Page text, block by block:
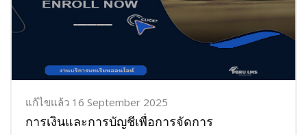
แก้ไขแล้ว 16 September 2025
การเงินและการบัญชีเพื่อการจัดการ